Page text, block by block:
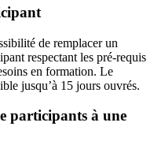
de remplacer un
respectant les pré-requis
en formation. Le
jusqu’à 15 jours ouvrés.
participants à une